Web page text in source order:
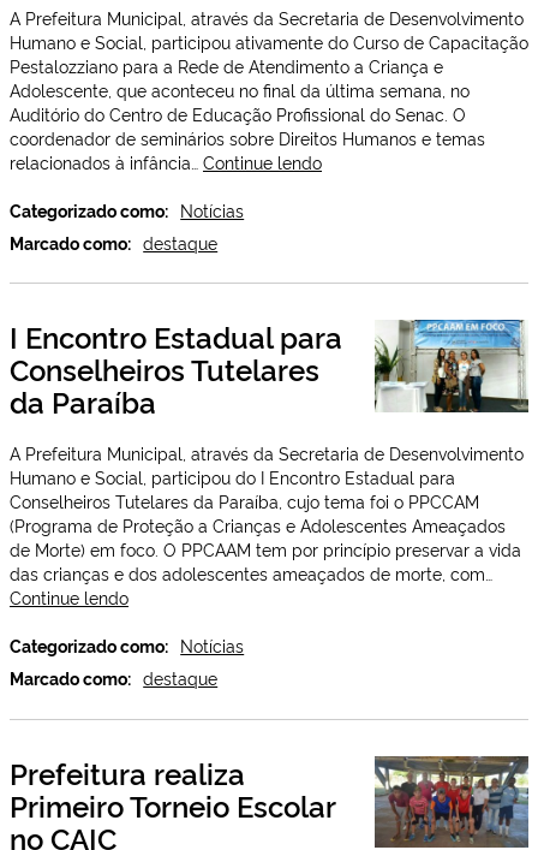
A Prefeitura Municipal, através da Secretaria de Desenvolvimento
Humano e Social, participou ativamente do Curso de Capacitação
Pestalozziano para a Rede de Atendimento a Criança e
Adolescente, que aconteceu no final da última semana, no
Auditório do Centro de Educação Profissional do Senac. O
coordenador de seminários sobre Direitos Humanos e temas
relacionados à infância… Continue lendoSEDHS
Capacitação
Categorizado como: Notícias
Marcado como: destaque
I Encontro Estadual para
Conselheiros Tutelares
da Paraíba
A Prefeitura Municipal, através da Secretaria de Desenvolvimento
Humano e Social, participou do I Encontro Estadual para
Conselheiros Tutelares da Paraíba, cujo tema foi o PPCCAM
(Programa de Proteção a Crianças e Adolescentes Ameaçados
de Morte) em foco. O PPCAAM tem por princípio preservar a vida
das crianças e dos adolescentes ameaçados de morte, com…
Continue lendoI
Estadual
para
Conselheiros
Tutelares
Paraíba
Categorizado como: Notícias
Marcado como: destaque
Prefeitura realiza
Primeiro Torneio Escolar
no CAIC